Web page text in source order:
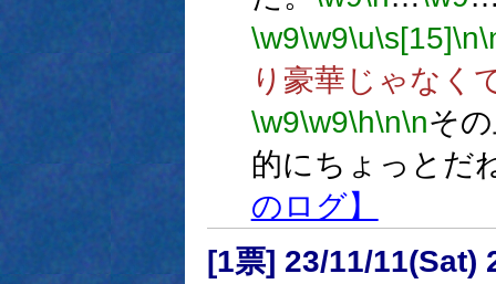
\w9\w9\u\s[15]\n
り豪華じゃなく
\w9\w9\h\n\nそ
的にちょっとだ
のログ】
[1票] 23/11/11(Sat)